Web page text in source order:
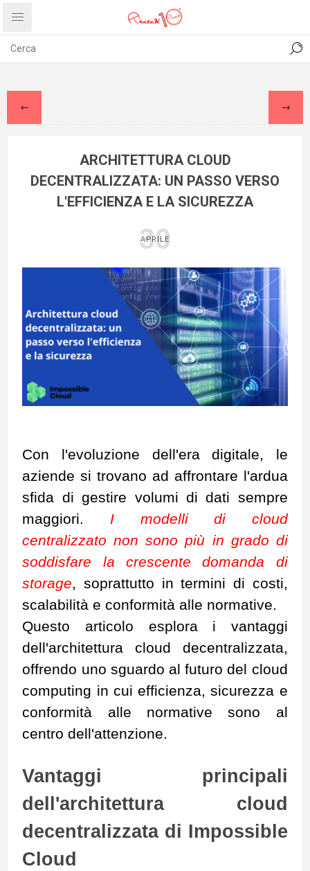
PRIVACY ABOUT US
ARCHITETTURA CLOUD
DECENTRALIZZATA: UN PASSO VERSO
L'EFFICIENZA E LA SICUREZZA
30
APRILE
Con l'evoluzione dell'era digitale, le
aziende si trovano ad affrontare l'ardua
sfida di gestire volumi di dati sempre
maggiori. I modelli di cloud
centralizzato non sono più in grado di
soddisfare la crescente domanda di
storage, soprattutto in termini di costi,
scalabilità e conformità alle normative.
Questo articolo esplora i vantaggi
dell'architettura cloud decentralizzata,
offrendo uno sguardo al futuro del cloud
computing in cui efficienza, sicurezza e
conformità alle normative sono al
centro dell'attenzione.
Vantaggi principali
dell'architettura cloud
decentralizzata di Impossible
Cloud